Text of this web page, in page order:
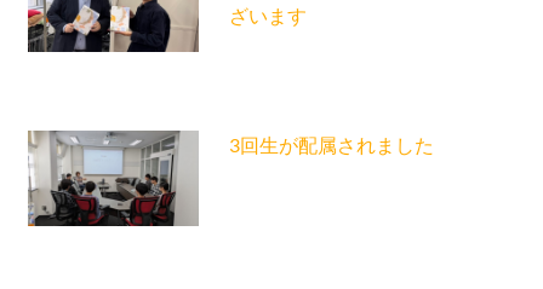
ざいます
3回生が配属されました